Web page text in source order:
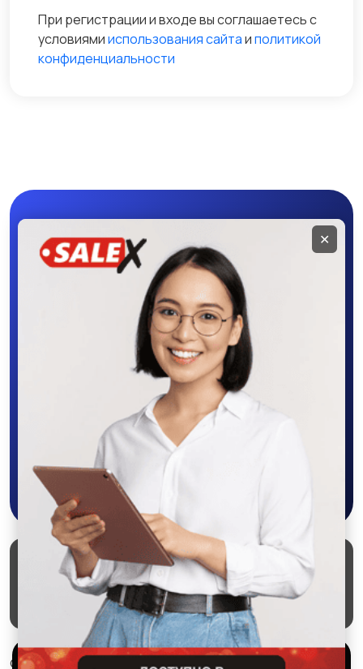
При регистрации и входе вы соглашаетесь с
условиямииспользования сайтаиполитикой
конфиденциальности
Мобильное
приложение
Скачайте приложение в Google Play –
крутите колесо фортуны, выигрывайте
бонусы, удобно ищите и размещайте
объявления - все это в нашем мобильном
приложении SALEX!
Скачать в Google Play
Маркеты Блог
О проекте
Служба поддержки
Удаление аккаунта
Партнерка
© 2026 SALEX МАРКЕТ
Используем куки и рекомендательные
✕